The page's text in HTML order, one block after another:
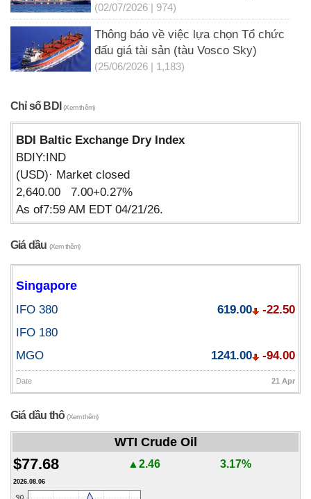
(02/07/2026 | 974)
Thông báo về việc lựa chọn Tổ chức
đấu giá tài sản (tàu Vosco Sky)
(25/06/2026 | 1,183)
Chỉ số BDI(Xem thêm)
BDI Baltic Exchange Dry Index
BDIY:IND
(USD)· Market closed
2,640.00 7.00+0.27%
As of7:59 AM EDT 04/21/26.
Giá dầu (Xem thêm)
Singapore
IFO 380 619.00
-22.50
IFO 180
MGO
1241.00 -94.00
Date 21 Apr
Giá dầu thô(Xem thêm)
WTI Crude Oil
$77.68 ▲2.46 3.17%
2026.08.06